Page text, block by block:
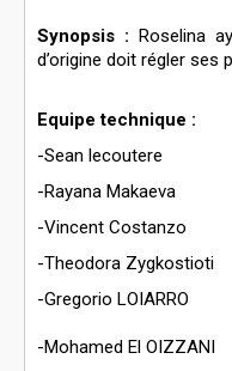
Synopsis : Roselina
d’origine doit régler ses
Equipe technique :
-Sean lecoutere
-Rayana Makaeva
-Vincent Costanzo
-Theodora Zygkostioti
-Gregorio LOIARRO
-Mohamed El OIZZANI